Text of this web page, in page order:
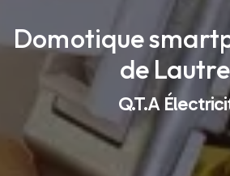
Domotique
de
Q.T.A